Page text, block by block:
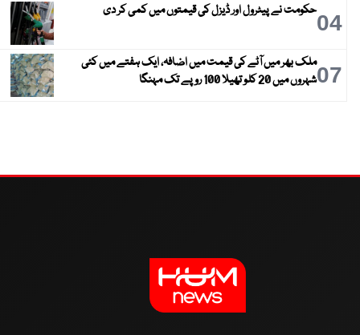
04حکومت نے پیٹرول اور ڈیزل کی قیمتوں میں کمی کر دی
07ملک بھر میں آٹے کی قیمت میں اضافہ، ایک ہفتے میں کئی
شہروں میں 20 کلو تھیلا 100 روپے تک مہنگا